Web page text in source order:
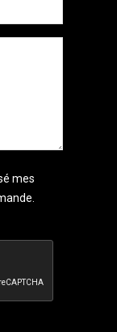
mes